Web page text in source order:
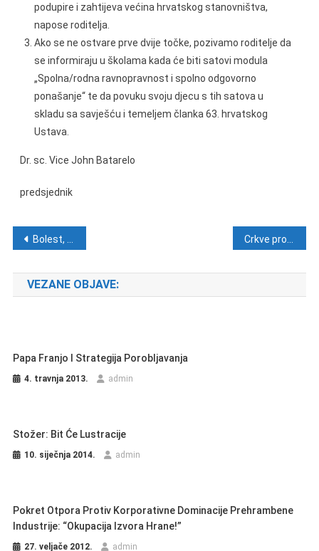
podupire i zahtijeva većina hrvatskog stanovništva,
napose roditelja.
Ako se ne ostvare prve dvije točke, pozivamo roditelje da
se informiraju u školama kada će biti satovi modula
„Spolna/rodna ravnopravnost i spolno odgovorno
ponašanje“ te da povuku svoju djecu s tih satova u
skladu sa savješću i temeljem članka 63. hrvatskog
Ustava.
Dr. sc. Vice John Batarelo
predsjednik
Navigacija objava
Bolest, vrijeme milosti?
VEZANE OBJAVE:
Papa Franjo I Strategija Porobljavanja
4. travnja 2013. admin
Stožer: Bit Će Lustracije
10. siječnja 2014. admin
Pokret Otpora Protiv Korporativne Dominacije Prehrambene
Industrije: “Okupacija Izvora Hrane!”
27. veljače 2012. admin